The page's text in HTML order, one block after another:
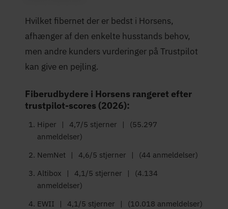
Hvilket fibernet der er bedst i Horsens,
afhænger af den enkelte husstands behov,
men andre kunders vurderinger på Trustpilot
kan give en pejling.
Fiberudbydere i Horsens rangeret efter
trustpilot-scores (2026):
Hiper | 4,7/5 stjerner |
(55.297
anmeldelser)
NemNet
| 4,6/5 stjerner |
(44 anmeldelser)
Altibox
| 4,1/5 stjerner |
(4.134
anmeldelser)
EWII
| 4,1/5 stjerner |
(10.018 anmeldelser)